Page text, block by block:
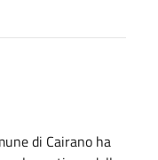
di Cairano ha